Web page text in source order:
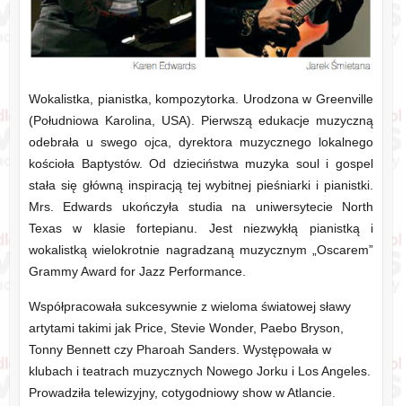
Wokalistka, pianistka, kompozytorka. Urodzona w Greenville
(Południowa Karolina, USA). Pierwszą edukacje muzyczną
odebrała u swego ojca, dyrektora muzycznego lokalnego
kościoła Baptystów. Od dzieciństwa muzyka soul i gospel
stała się główną inspiracją tej wybitnej pieśniarki i pianistki.
Mrs. Edwards ukończyła studia na uniwersytecie North
Texas w klasie fortepianu. Jest niezwykłą pianistką i
wokalistką wielokrotnie nagradzaną muzycznym „Oscarem”
Grammy Award for Jazz Performance.
Współpracowała sukcesywnie z wieloma światowej sławy
artytami takimi jak Price, Stevie Wonder, Paebo Bryson,
Tonny Bennett czy Pharoah Sanders. Występowała w
klubach i teatrach muzycznych Nowego Jorku i Los Angeles.
Prowadziła telewizyjny, cotygodniowy show w Atlancie.